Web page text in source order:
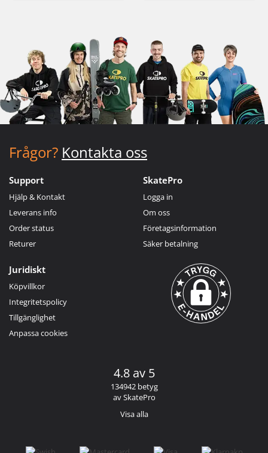
Frågor? Kontakta oss
Support
Hjälp & Kontakt
Leverans info
Order status
Returer
SkatePro
Logga in
Om oss
Företagsinformation
Säker betalning
Juridiskt
Köpvillkor
Integritetspolicy
Tillgänglighet
Anpassa cookies
4.8 av 5
134942 betyg
av SkatePro
Visa alla